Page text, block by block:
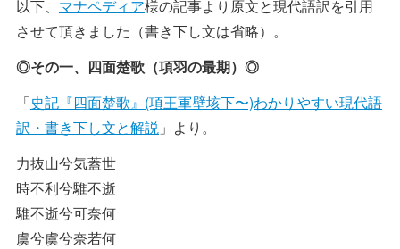
以下、 マナペディア様の記事より原文と現代語訳を引用
させて頂きました（書き下し文は省略）。
◎その一、四面楚歌（項羽の最期）◎
「史記『四面楚歌』(項王軍壁垓下〜)わかりやすい現代語
訳・書き下し文と解説 」より。
力抜山兮気蓋世
時不利兮騅不逝
騅不逝兮可奈何
虞兮虞兮奈若何